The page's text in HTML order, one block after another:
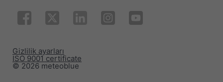
© 2026 meteoblue
ISO 9001 certificate
Gizlilik ayarları